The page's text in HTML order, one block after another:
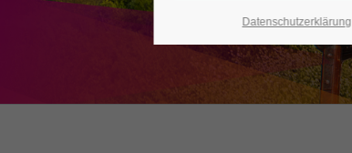
Datenschutzerklärung